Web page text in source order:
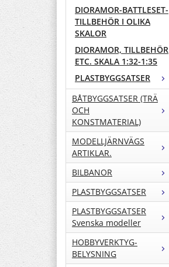
DIORAMOR-BATTLESET-
TILLBEHÖR I OLIKA
SKALOR
DIORAMOR, TILLBEHÖR
ETC. SKALA 1:32-1:35
PLASTBYGGSATSER
BÅTBYGGSATSER (TRÄ
OCH
KONSTMATERIAL)
MODELLJÄRNVÄGS
ARTIKLAR.
BILBANOR
PLASTBYGGSATSER
PLASTBYGGSATSER
Svenska modeller
HOBBYVERKTYG-
BELYSNING